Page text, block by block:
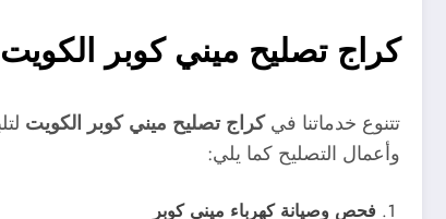
كراج تصليح ميني كوبر الكويت
تتنوع خدماتنا فيكراج تصليح ميني كوبر الكويت
وأعمال التصليح كما يلي:
فحص وصيانة كهرباء ميني كوبر